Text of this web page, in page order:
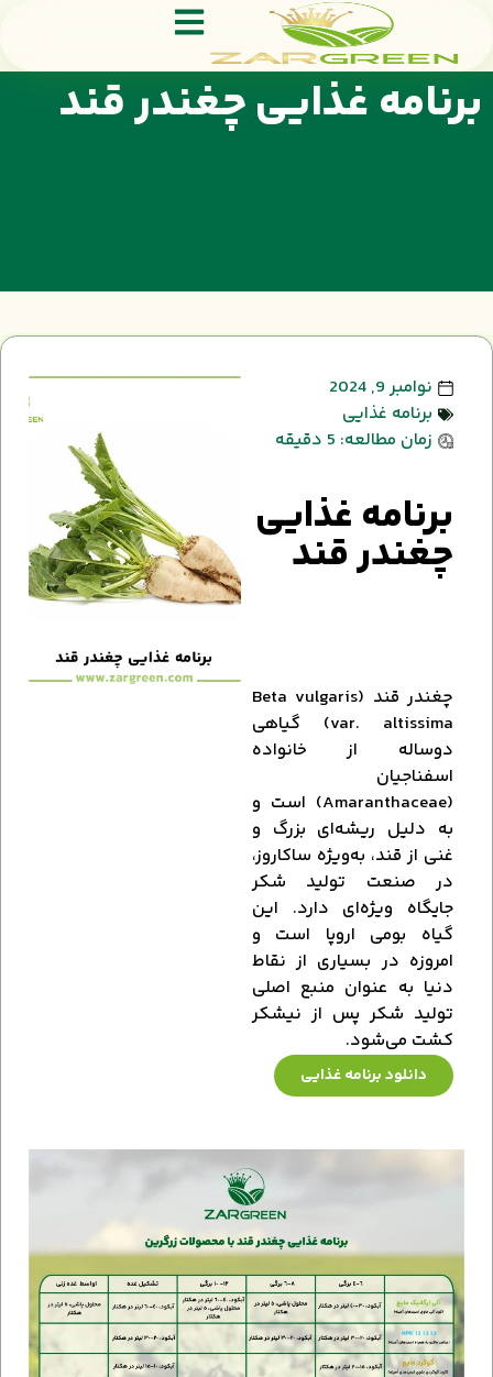
برنامه غذایی چغندر قند
نوامبر 9, 2024
برنامه غذایی
زمان مطالعه: 5 دقیقه
برنامه غذایی
چغندر قند
چغندر قند (Beta vulgaris
var. altissima) گیاهی
دوساله از خانواده
اسفناجیان
(Amaranthaceae) است و
به دلیل ریشه‌ای بزرگ و
غنی از قند، به‌ویژه ساکاروز،
در صنعت تولید شکر
جایگاه ویژه‌ای دارد. این
گیاه بومی اروپا است و
امروزه در بسیاری از نقاط
دنیا به عنوان منبع اصلی
تولید شکر پس از نیشکر
کشت می‌شود.
دانلود برنامه غذایی